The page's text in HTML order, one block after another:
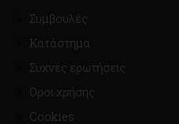
Συμβουλές
Κατάστημα
Συχνές ερωτήσεις
Όροι χρήσης
Cookies